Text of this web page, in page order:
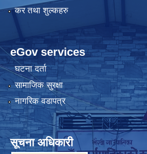
कर तथा शुल्कहरु
eGov services
घटना दर्ता
सामाजिक सुरक्षा
नागरिक वडापत्र
सूचना अधिकारी